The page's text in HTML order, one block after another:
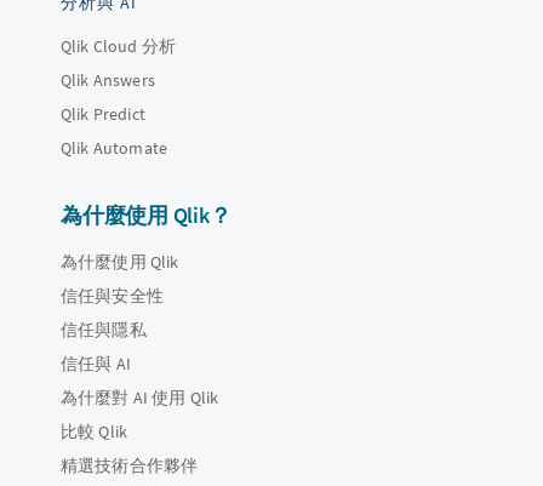
Qlik Cloud 分析
Qlik Answers
Qlik Predict
Qlik Automate
為什麼使用 Qlik？
為什麼使用 Qlik
信任與安全性
信任與隱私
信任與 AI
為什麼對 AI 使用 Qlik
比較 Qlik
精選技術合作夥伴